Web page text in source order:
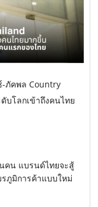
-ภัคพล Country
บโลกเข้าถึงคนไทย
คน แบรนด์ไทยจะสู้
ภูมิการค้าแบบใหม่